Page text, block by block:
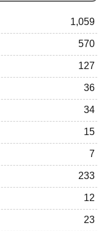
1,059
570
127
36
34
15
7
233
12
23